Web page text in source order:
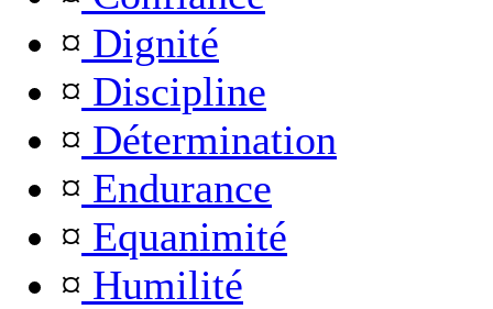
¤ Dignité
¤ Discipline
¤ Détermination
¤ Endurance
¤ Equanimité
¤ Humilité